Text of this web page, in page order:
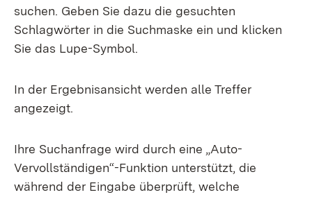
suchen. Geben Sie dazu die gesuchten
Schlagwörter in die Suchmaske ein und klicken
Sie das Lupe-Symbol.
In der Ergebnisansicht werden alle Treffer
angezeigt.
Ihre Suchanfrage wird durch eine „Auto-
Vervollständigen“-Funktion unterstützt, die
während der Eingabe überprüft, welche